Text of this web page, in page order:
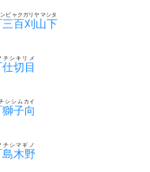
百刈山下
ビャクガリヤマシタ
切目
チシキリメ
子向
シシムカイ
木野
チシマギノ